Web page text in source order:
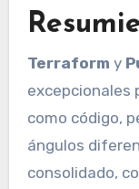
Terraform y
como código,
ángulos
consolidado,